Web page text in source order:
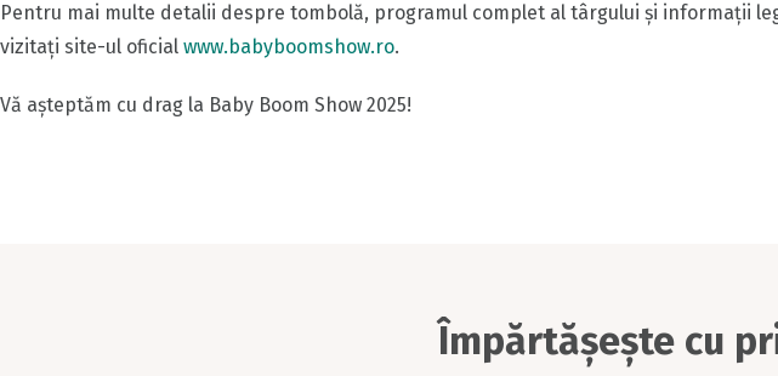
Pentru mai multe detalii despre tombolă, programul complet al târgului și informații
vizitați site-ul oficial www.babyboomshow.ro.
Vă așteptăm cu drag la Baby Boom Show 2025!
Împărtășește cu